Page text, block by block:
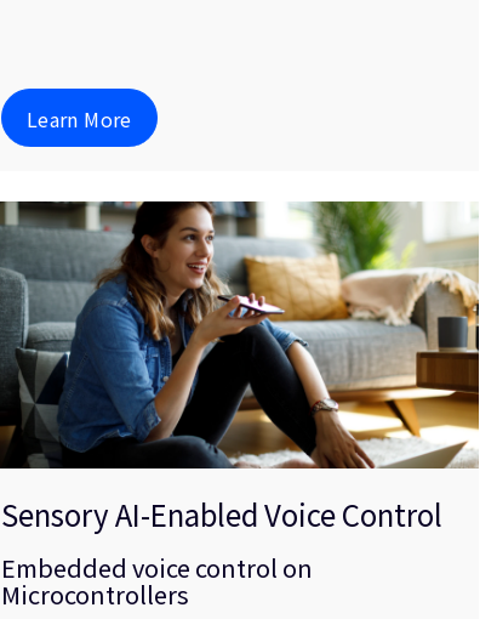
Learn More
Sensory AI-Enabled Voice Control
Embedded voice control on
Microcontrollers